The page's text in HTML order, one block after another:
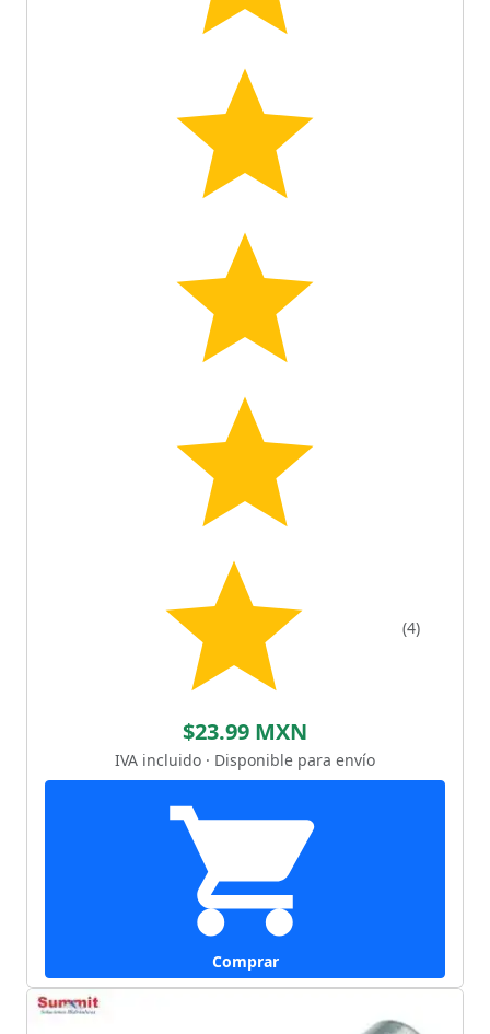
(4)
$23.99 MXN
IVA incluido · Disponible para envío
Comprar